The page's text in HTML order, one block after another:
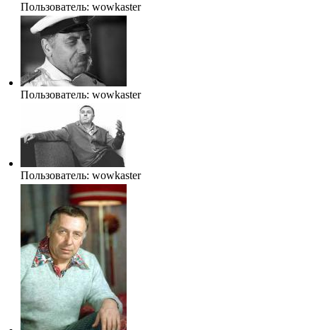
Пользователь: wowkaster
Пользователь: wowkaster
Пользователь: wowkaster